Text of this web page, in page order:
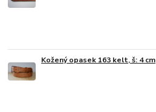
Kožený opasek 163 kelt, š: 4 cm